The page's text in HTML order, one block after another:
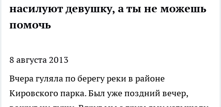
насилуют девушку, а ты не можешь
помочь
8 августа 2013
Вчера гуляла по берегу реки в районе
Кировского парка. Был уже поздний вечер,